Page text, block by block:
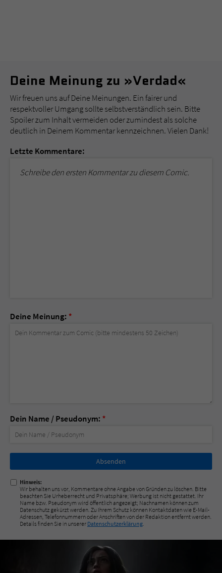
Deine Meinung zu »Verdad«
Wir freuen uns auf Deine Meinungen. Ein fairer und
respektvoller Umgang sollte selbstverständlich sein. Bitte
Spoiler zum Inhalt vermeiden oder zumindest als solche
deutlich in Deinem Kommentar kennzeichnen. Vielen Dank!
Letzte Kommentare:
Schreibe den ersten Kommentar zu diesem Comic.
Deine Meinung: *
Dein Name / Pseudonym: *
Nicht
ausfüllen!
Hinweis:
Wir behalten uns vor, Kommentare ohne Angabe von Gründen zu löschen. Bitte
beachten Sie Urheberrecht und Privatsphäre; Werbung ist nicht gestattet. Ihr
Name bzw. Pseudonym wird öffentlich angezeigt; Nachnamen können zum
Datenschutz gekürzt werden. Zu Ihrem Schutz können Kontaktdaten wie E-Mail-
Adressen, Telefonnummern oder Anschriften von der Redaktion entfernt werden.
Details finden Sie in unserer Datenschutzerklärung